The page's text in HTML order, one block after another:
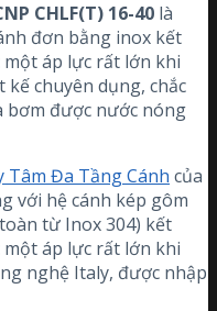
CHLF(T) 16-40 là
đơn bằng inox kết
áp lực rất lớn khi
kế chuyên dụng, chắc
bơm được nước nóng
Tâm Đa Tầng Cánh của
với hệ cánh kép gôm
từ Inox 304) kết
áp lực rất lớn khi
nghệ Italy, được nhập